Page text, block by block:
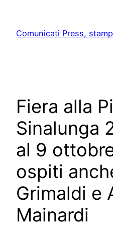
content
Comunicati Press,
Fiera alla
Sinalunga
al 9
ospiti
Grimaldi e
Mainardi